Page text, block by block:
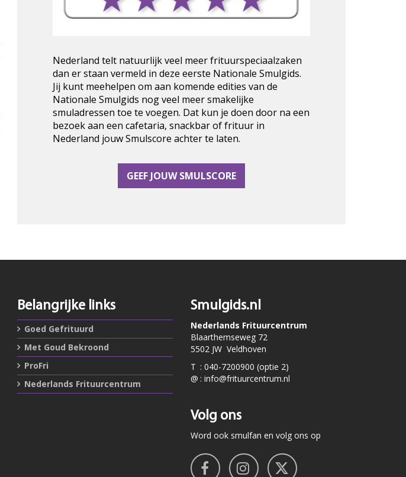
Nederland telt natuurlijk veel meer frituurspeciaalzaken
dan er staan vermeld in deze eerste Nationale Smulgids.
Jij kunt meehelpen om aan komende edities van de
Nationale Smulgids nog veel meer smakelijke
smuladressen toe te voegen. Dat kun je doen door na een
bezoek aan een cafetaria, snackbar of frituur in
Nederland jouw Smulscore achter te laten.
GEEF JOUW SMULSCORE
Belangrijke links
Goed Gefrituurd
Met Goud Bekroond
ProFri
Nederlands Frituurcentrum
Smulgids.nl
Nederlands Frituurcentrum
Blaarthemseweg 72
5502 JW Veldhoven
T : 040-7200900 (optie 2)
@ : info@frituurcentrum.nl
Volg ons
Word ook smulfan en volg ons op